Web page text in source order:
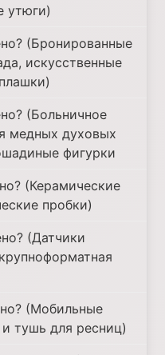
утюги)
(Бронированные
искусственные
(Больничное
медных духовых
фигурки
(Керамические
пробки)
(Датчики
(Мобильные
тушь для ресниц)